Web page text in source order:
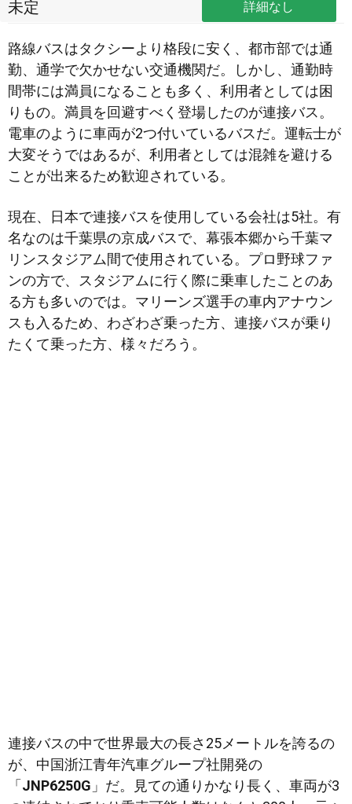
未定 詳細なし
路線バスはタクシーより格段に安く、都市部では通
勤、通学で欠かせない交通機関だ。しかし、通勤時
間帯には満員になることも多く、利用者としては困
りもの。満員を回避すべく登場したのが連接バス。
電車のように車両が2つ付いているバスだ。運転士が
大変そうではあるが、利用者としては混雑を避ける
ことが出来るため歓迎されている。
現在、日本で連接バスを使用している会社は5社。有
名なのは千葉県の京成バスで、幕張本郷から千葉マ
リンスタジアム間で使用されている。プロ野球ファ
ンの方で、スタジアムに行く際に乗車したことのあ
る方も多いのでは。マリーンズ選手の車内アナウン
スも入るため、わざわざ乗った方、連接バスが乗り
たくて乗った方、様々だろう。
連接バスの中で世界最大の長さ25メートルを誇るの
が、中国浙江青年汽車グループ社開発の
「JNP6250G 」だ。見ての通りかなり長く、車両が3